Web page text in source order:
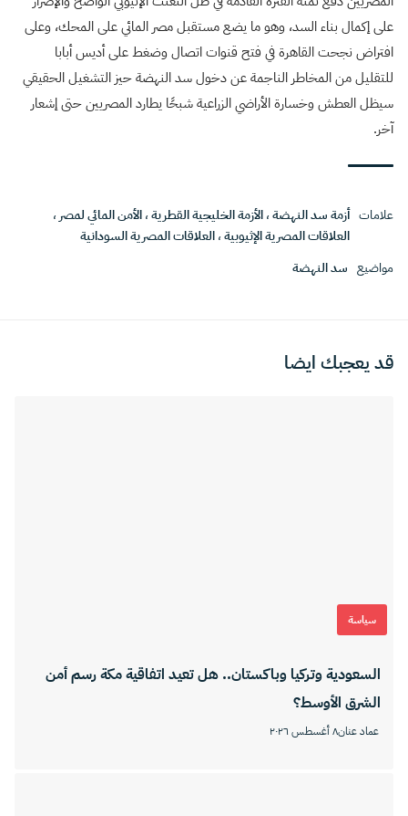
على إكمال بناء السد، وهو ما يضع مستقبل مصر المائي على المحك، وعلى
افتراض نجحت القاهرة في فتح قنوات اتصال وضغط على أديس أبابا
للتقليل من المخاطر الناجمة عن دخول سد النهضة حيز التشغيل الحقيقي
سيظل العطش وخسارة الأراضي الزراعية شبحًا يطارد المصريين حتى إشعار
آخر.
علامات أزمة سد النهضة،الأزمة الخليجية القطرية،الأمن المائي لمصر ،
العلاقات المصرية الإثيوبية،العلاقات المصرية السودانية
مواضيع سد النهضة
قد يعجبك ايضا
سياسة
السعودية وتركيا وباكستان.. هل تعيد اتفاقية مكة رسم أمن
الشرق الأوسط؟
عماد عنان٨ أغسطس ٢٠٢٦